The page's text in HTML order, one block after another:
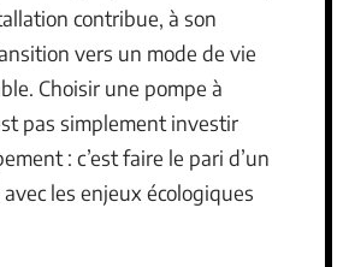
contribue, à son
vers un mode de vie
Choisir une pompe à
pas simplement investir
: c’est faire le pari d’un
les enjeux écologiques